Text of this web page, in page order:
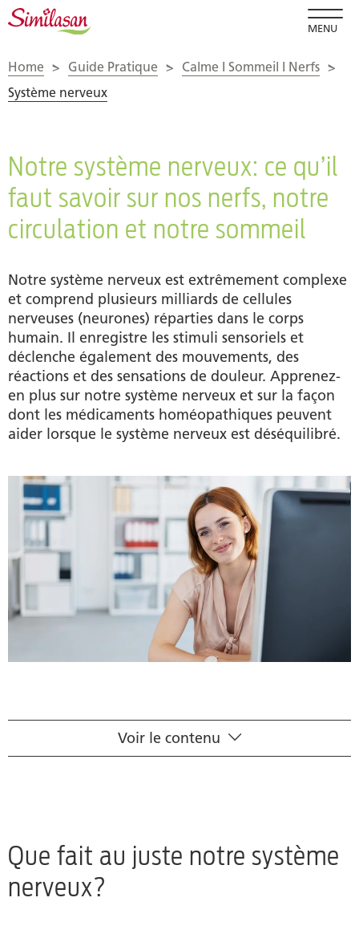
MENU
Home > Guide Pratique > Calme I Sommeil I Nerfs >
Système nerveux
Notre système nerveux: ce qu’il
faut savoir sur nos nerfs, notre
circulation et notre sommeil
Notre système nerveux est extrêmement complexe
et comprend plusieurs milliards de cellules
nerveuses (neurones) réparties dans le corps
humain. Il enregistre les stimuli sensoriels et
déclenche également des mouvements, des
réactions et des sensations de douleur. Apprenez-
en plus sur notre système nerveux et sur la façon
dont les médicaments homéopathiques peuvent
aider lorsque le système nerveux est déséquilibré.
Que fait au juste notre système nerveux?
perturbé
Nervosité, agitation intérieure, stress et anxiété –
que peut-on faire?
Voir le contenu
Que fait au juste notre système
nerveux?